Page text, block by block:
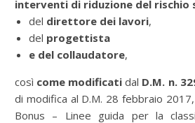
interventi di riduzione del rischio
del direttore dei lavori,
del progettista
e del collaudatore,
così come modificatidal D.M. n.
di modifica al D.M. 28 febbraio
Bonus – Linee guida per la